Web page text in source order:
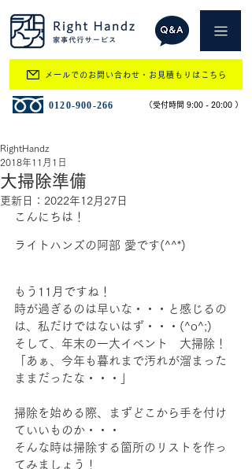
​0120-900-266 ​（受付時間 9:00 - 20:00 ）
メールでのお問い合わせ・お見積もりはこちら
大掃除準備
RightHandz
2018年11月1日
更新日： 2022年12月27日
こんにちは！
ライトハンズの阿部 愛です(^^*)
もう11月ですね！
時が過ぎるのは早いな・・・と感じるの
は、私だけではないはず・・・(^o^;)
そして、年末の一大イベント　大掃除！
「あぁ、今年も暮れまで汚れが溜まった
ままだったな・・・」
掃除を始める際、まずどこから手を付け
ていいものか・・・
そんな時は掃除する箇所のリストを作っ
てみましょう！